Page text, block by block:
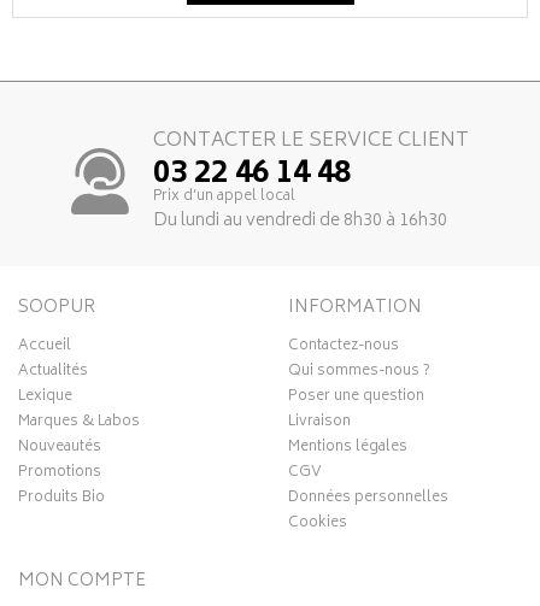
CONTACTER LE SERVICE CLIENT
03 22 46 14 48
Prix d’un appel local
Du lundi au vendredi de 8h30 à 16h30
SOOPUR
Accueil
Actualités
Lexique
Marques & Labos
Nouveautés
Promotions
Produits Bio
INFORMATION
Contactez-nous
Qui sommes-nous ?
Poser une question
Livraison
Mentions légales
CGV
Données personnelles
Cookies
MON COMPTE